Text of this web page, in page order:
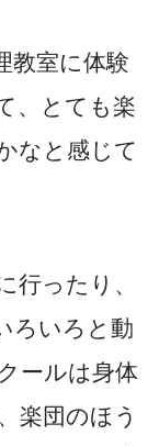
教室に体験
、とても楽
なと感じて
行ったり、
ろいろと動
ールは身体
楽団のほう